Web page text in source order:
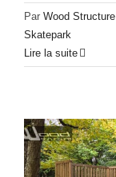
Par Wood Structure
Skatepark
Lire la suite